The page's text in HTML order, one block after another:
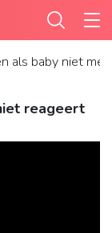
als baby niet
reageert